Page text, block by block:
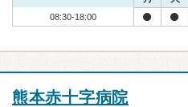
08:30-18:00
熊本赤十字病院